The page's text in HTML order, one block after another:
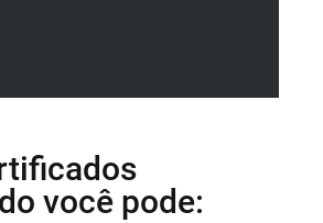
você pode: